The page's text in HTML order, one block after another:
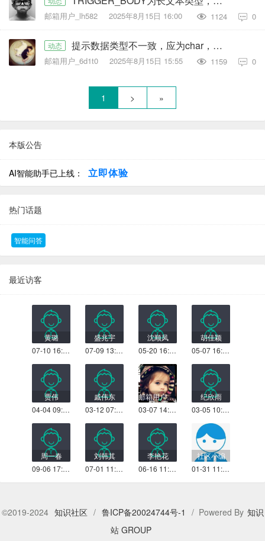
邮箱用户_lh582 2025年8月15日 16:00  1124 0
动态 提示数据类型不一致，应为char，却获得long
邮箱用户_6d1t0 2025年8月15日 15:55  1159 0
1 > »
本版公告
AI智能助手已上线： 立即体验
热门话题
智能问答
最近访客
黄璐
07-10 16:33
盛兆宇
07-09 13:33
沈顺凤
05-20 16:29
胡佳颖
05-07 16:28
贾伟
04-04 09:25
戚伟东
03-12 07:45
邮箱用户_jja3l
03-07 14:20
纪欣雨
03-05 10:45
周一春
09-06 17:42
刘韩其
07-01 11:33
李艳花
06-16 11:33
社区小编
01-31 11:59
©2019-2024 知识社区 / 鲁ICP备20024744号-1 / Powered By 知识
站 GROUP